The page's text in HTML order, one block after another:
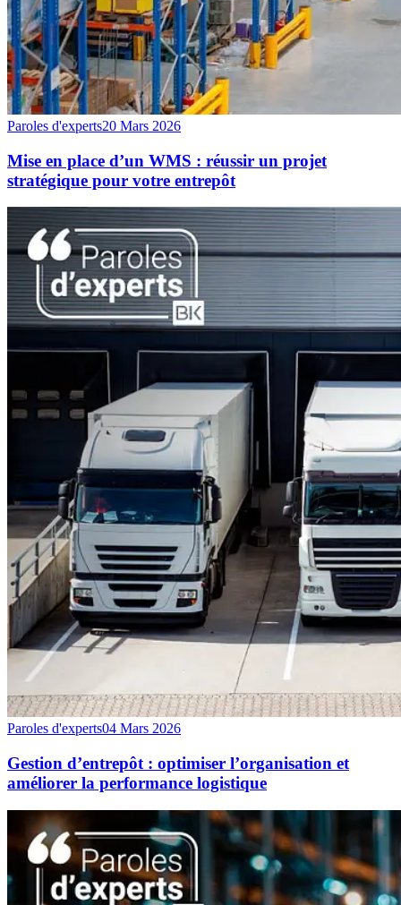
Paroles d'experts20 Mars 2026
Mise en place d’un WMS : réussir un projet
stratégique pour votre entrepôt
Paroles d'experts04 Mars 2026
Gestion d’entrepôt : optimiser l’organisation et
améliorer la performance logistique